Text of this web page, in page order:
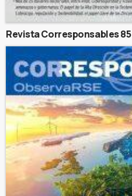
Revista Corresponsables 85